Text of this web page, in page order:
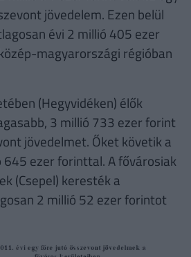
jövedelem. Ezen belül
évi 2 millió 405 ezer
magyarországi régióban
(Hegyvidéken) élők
3 millió 733 ezer forint
jövedelmet. Őket követik a
645 ezer forinttal. A fővárosiak
(Csepel) keresték a
2 millió 52 ezer forintot